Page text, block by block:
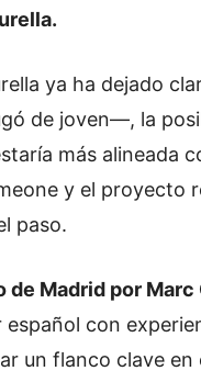
ya ha dejado
de joven—, la
más alineada
y el proyecto
paso.
Madrid por
español con
un flanco clave en